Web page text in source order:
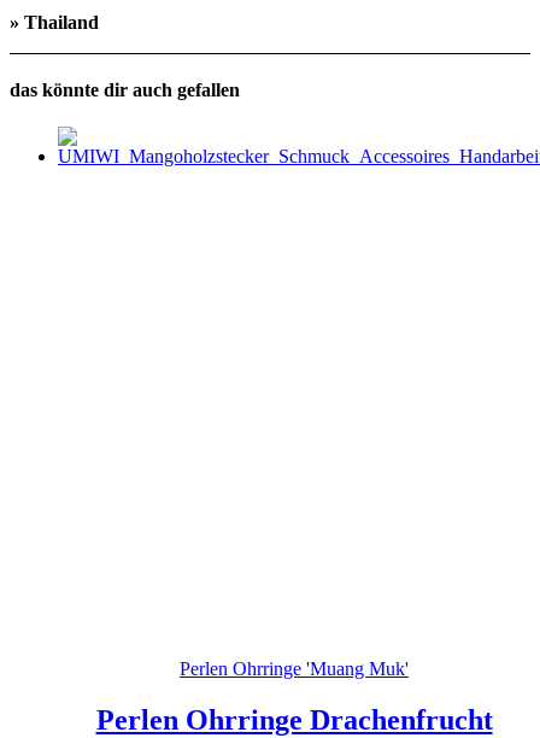
» Thailand
das könnte dir auch gefallen
Perlen Ohrringe 'Muang Muk'
Perlen Ohrringe Drachenfrucht